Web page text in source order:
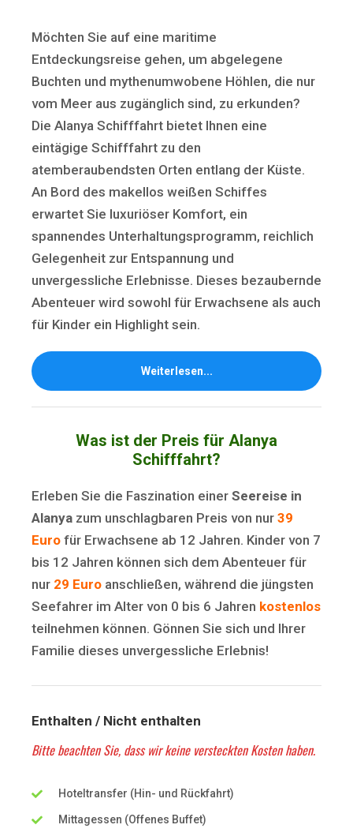
Möchten Sie auf eine maritime
Entdeckungsreise gehen, um abgelegene
Buchten und mythenumwobene Höhlen, die nur
vom Meer aus zugänglich sind, zu erkunden?
Die Alanya Schifffahrt bietet Ihnen eine
eintägige Schifffahrt zu den
atemberaubendsten Orten entlang der Küste.
An Bord des makellos weißen Schiffes
erwartet Sie luxuriöser Komfort, ein
spannendes Unterhaltungsprogramm, reichlich
Gelegenheit zur Entspannung und
unvergessliche Erlebnisse. Dieses bezaubernde
Abenteuer wird sowohl für Erwachsene als auch
für Kinder ein Highlight sein.
Weiterlesen...
Was ist der Preis für Alanya
Schifffahrt?
Erleben Sie die Faszination einer Seereise in
Alanya zum unschlagbaren Preis von nur 39
Euro für Erwachsene ab 12 Jahren. Kinder von 7
bis 12 Jahren können sich dem Abenteuer für
nur 29 Euro anschließen, während die jüngsten
Seefahrer im Alter von 0 bis 6 Jahren kostenlos
teilnehmen können. Gönnen Sie sich und Ihrer
Familie dieses unvergessliche Erlebnis!
Enthalten / Nicht enthalten
Bitte beachten Sie, dass wir keine versteckten Kosten haben.
Hoteltransfer (Hin- und Rückfahrt)
Mittagessen (Offenes Buffet)